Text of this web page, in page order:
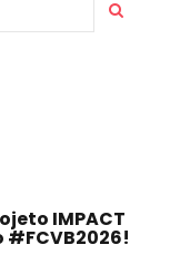
IMPACT